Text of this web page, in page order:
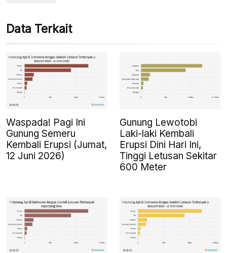
Data Terkait
Waspada! Pagi Ini
Gunung Semeru
Kembali Erupsi (Jumat,
12 Juni 2026)
Gunung Lewotobi
Laki-laki Kembali
Erupsi Dini Hari Ini,
Tinggi Letusan Sekitar
600 Meter